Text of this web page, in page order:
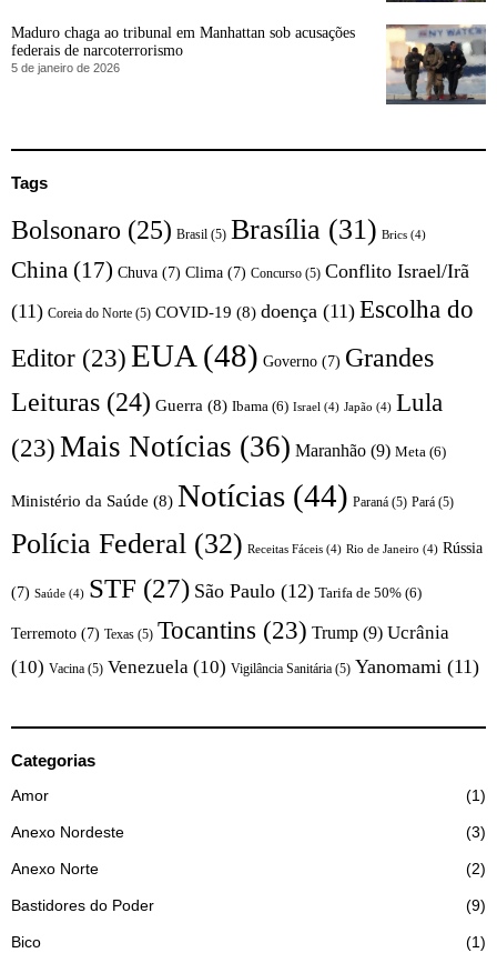
Maduro chaga ao tribunal em Manhattan sob acusações
federais de narcoterrorismo
5 de janeiro de 2026
Tags
Bolsonaro (25) Brasil (5) Brasília (31) Brics (4)
China (17) Chuva (7) Clima (7) Concurso (5) Conflito Israel/Irã
(11) Coreia do Norte (5) COVID-19 (8) doença (11) Escolha do
Editor (23)EUA (48) Governo (7) Grandes
Leituras (24) Guerra (8) Ibama (6) Israel (4) Japão (4) Lula
(23)Mais Notícias (36) Maranhão (9) Meta (6)
Ministério da Saúde (8) Notícias (44) Paraná (5) Pará (5)
Polícia Federal (32) Receitas Fáceis (4) Rio de Janeiro (4) Rússia
(7) Saúde (4) STF (27) São Paulo (12) Tarifa de 50% (6)
Terremoto (7) Texas (5) Tocantins (23) Trump (9) Ucrânia
(10) Vacina (5) Venezuela (10) Vigilância Sanitária (5) Yanomami (11)
Categorias
Amor 1
Anexo Nordeste 3
Anexo Norte 2
Bastidores do Poder 9
Bico 1